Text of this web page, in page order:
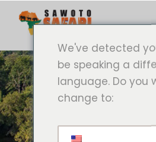
We've detected
be speaking a
language. Do you
change to: